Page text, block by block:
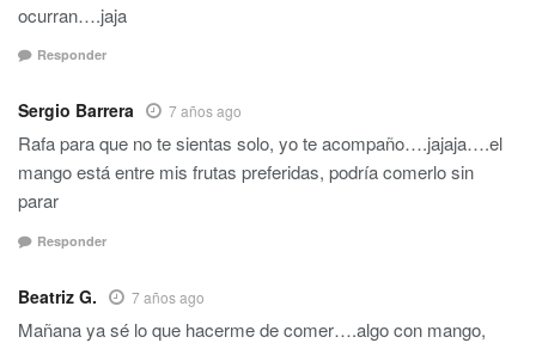
ocurran….jaja
Responder
Sergio Barrera 7 años ago
Rafa para que no te sientas solo, yo te acompaño….jajaja….el
mango está entre mis frutas preferidas, podría comerlo sin
parar
Responder
Beatriz G. 7 años ago
Mañana ya sé lo que hacerme de comer….algo con mango,